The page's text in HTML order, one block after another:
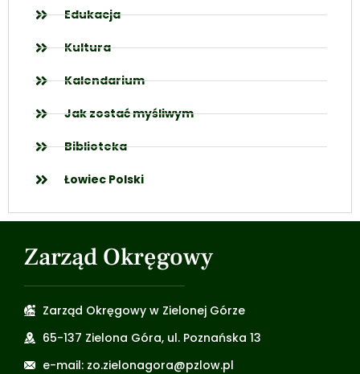
Edukacja
Kultura
Kalendarium
Jak zostać myśliwym
Biblioteka
Łowiec Polski
Zarząd Okręgowy
Zarząd Okręgowy w Zielonej Górze
65-137 Zielona Góra, ul. Poznańska 13
e-mail: zo.zielonagora@pzlow.pl